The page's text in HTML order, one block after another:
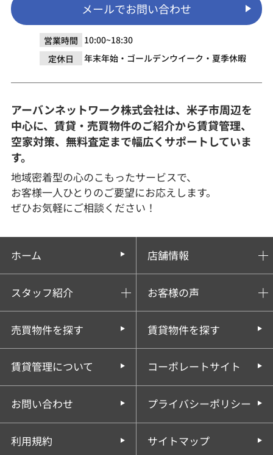
メールでお問い合わせ
営業時間 10:00~18:30
定休日
年末年始・ゴールデンウイーク・夏季休暇
アーバンネットワーク株式会社は、米子市周辺を
中心に、賃貸・売買物件のご紹介から賃貸管理、
空家対策、無料査定まで幅広くサポートしていま
す。
地域密着型の心のこもったサービスで、
お客様一人ひとりのご要望にお応えします。
ぜひお気軽にご相談ください！
ホーム 店舗情報
スタッフ紹介 お客様の声
売買物件を探す 賃貸物件を探す
賃貸管理について コーポレートサイト
お問い合わせ プライバシーポリシー
利用規約 サイトマップ